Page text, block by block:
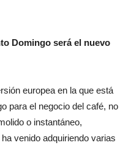
Domingo será el nuevo
europea en la que está
para el negocio del café, no
o instantáneo,
venido adquiriendo varias